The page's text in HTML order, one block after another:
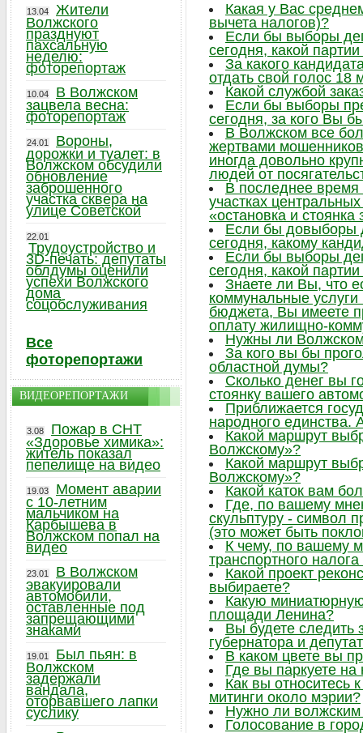
Какая у Вас
вычета налогов)?
Если бы выборы
сегодня, какой
За какого
отдать свой голос 18
Какой службой
Если бы выборы
сегодня, за кого Вы
В Волжском все
жертвами
иногда довольно
людей от
В последнее время
участках
«остановка и
Если бы довыборы
сегодня, какому
Если бы выборы
сегодня, какой
Знаете ли Вы, что
коммунальные
бюджета, Вы имеете
оплату жилищно-
Нужны ли
За кого вы бы
областной думы?
Сколько денег вы
стоянку вашего
Приближается
народного единства.
Какой маршрут
Волжскому»?
Какой маршрут
Волжскому»?
Какой каток вам
Где, по вашему
скульптуру - символ
(это может быть
К чему, по вашему
транспортного
Какой проект
выбираете?
Какую миниатюрную
площади Ленина?
Вы будете
губернатора и
В каком цвете вы
Где вы паркуете на
Как вы относитесь
митинги около мэрии?
Нужно ли волжским
Голосование в
13.04
Жители
Волжского
празднуют
пахсальную
неделю:
фоторепортаж
10.04
В Волжском
зацвела весна:
фоторепортаж
24.01
Вороны,
дорожки и туалет: в
Волжском обсудили
обновление
заброшенного
участка сквера на
улице Советской
22.01
Трудоустройство и
3D-печать: депутаты
облдумы оценили
успехи Волжского
дома
соцобслуживания
Все
фоторепортажи
ВИДЕОРЕПОРТАЖИ
3.08
Пожар в СНТ
«Здоровье химика»:
житель показал
пепелище на видео
19.03
Момент аварии
с 10-летним
мальчиком на
Карбышева в
Волжском попал на
видео
23.01
В Волжском
эвакуировали
автомобили,
оставленные под
запрещающими
знаками
19.01
Был пьян: в
Волжском
задержали
вандала,
оторвавшего лапки
суслику